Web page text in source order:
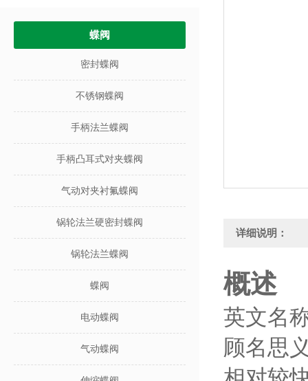
蝶阀
密封蝶阀
不锈钢蝶阀
手柄法兰蝶阀
手柄凸耳式对夹蝶阀
气动对夹衬氟蝶阀
锅轮法兰硬密封蝶阀
锅轮法兰蝶阀
蝶阀
电动蝶阀
气动蝶阀
详细说明：
概述
英文名
顾名思